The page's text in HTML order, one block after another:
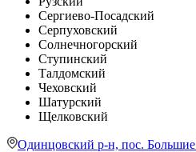
Сергиево-Посадский
Серпуховский
Солнечногорский
Ступинский
Талдомский
Чеховский
Шатурский
Щелковский
Одинцовский р-н, пос.